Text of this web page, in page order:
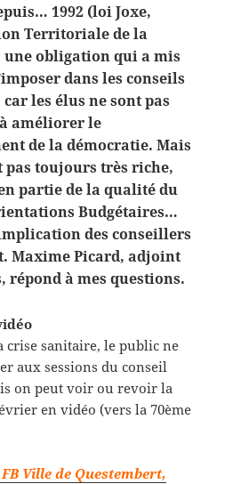
1992 (loi Joxe,
Territoriale de la
une obligation qui a mis
dans les conseils
les élus ne sont pas
améliorer le
de la démocratie. Mais
pas toujours très riche,
partie de la qualité du
Budgétaires…
des conseillers
Maxime Picard, adjoint
répond à mes questions.
crise sanitaire, le public ne
aux sessions du conseil
on peut voir ou revoir la
en vidéo (vers la 70ème
Ville de Questembert,